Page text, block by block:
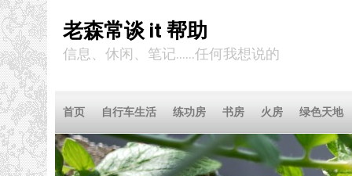
老森常谈 it 帮助
信息、休闲、笔记……任何我想说的
首页 自行车生活 练功房 书房 火房 绿色天地